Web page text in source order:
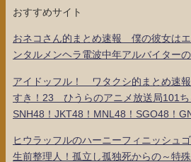
おすすめサイト
おネコさん的まとめ速報 僕の彼女は
ンタルメンヘラ電波中年アルバイター
アイドッフル！ ワタクシ的まとめ速
すき！23 ひうらのアニメ放送局101
SNH48！JKT48！MNL48！SGO48！
ヒウラッフルのハーニーフィニッシュ
生前整理人！孤立し孤独死からの～特